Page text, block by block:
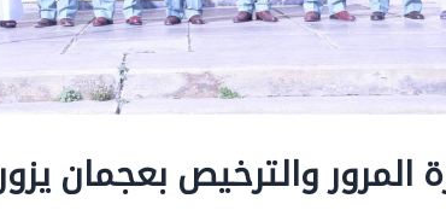
المرور والترخيص بعجمان